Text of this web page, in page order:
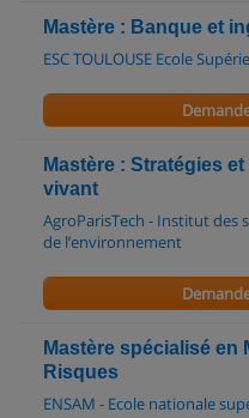
Mastère : Banque et
ESC TOULOUSE Ecole
Mastère : Stratégies
vivant
AgroParisTech - Institut des
de l’environnement
Mastère spécialisé en
Risques
ENSAM - Ecole nationale